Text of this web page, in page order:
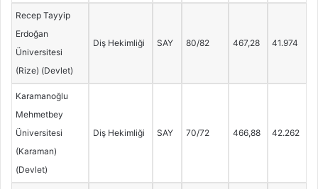
Recep Tayyip
Erdoğan
Üniversitesi
(Rize) (Devlet)
Diş Hekimliği SAY 80/82 467,28 41.974
Karamanoğlu
Mehmetbey
Üniversitesi
(Karaman)
(Devlet)
Diş Hekimliği SAY 70/72 466,88 42.262